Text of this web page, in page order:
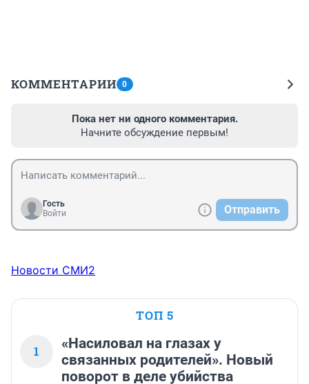
КОММЕНТАРИИ 0
Пока нет ни одного комментария.
Начните обсуждение первым!
Гость
Войти
Отправить
Новости СМИ2
ТОП 5
1
«Насиловал на глазах у
связанных родителей». Новый
поворот в деле убийства